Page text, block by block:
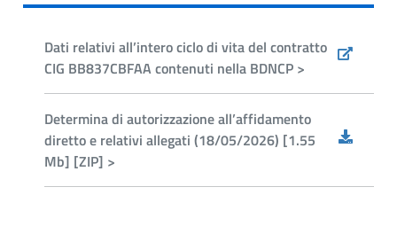
Dati relativi all’intero ciclo di vita del contratto
CIG BB837CBFAA contenuti nella BDNCP >
Determina di autorizzazione all’affidamento
diretto e relativi allegati (18/05/2026) [1.55
Mb] [ZIP] >